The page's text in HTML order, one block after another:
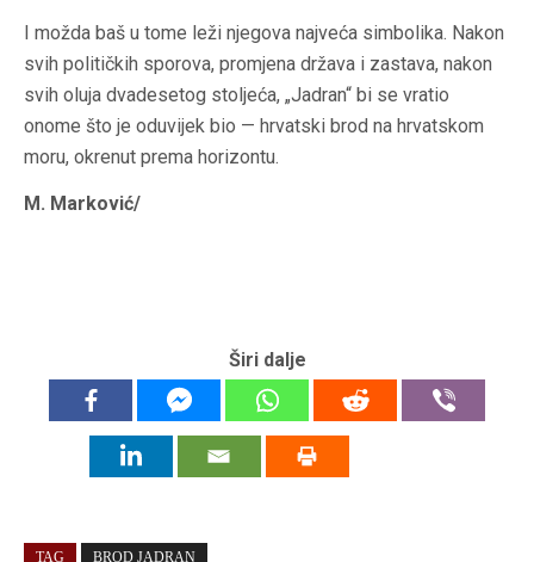
I možda baš u tome leži njegova najveća simbolika. Nakon
svih političkih sporova, promjena država i zastava, nakon
svih oluja dvadesetog stoljeća, „Jadran“ bi se vratio
onome što je oduvijek bio — hrvatski brod na hrvatskom
moru, okrenut prema horizontu.
M. Marković/
Širi dalje
TAG BROD JADRAN